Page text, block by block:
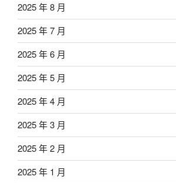
2025 年 8 月
2025 年 7 月
2025 年 6 月
2025 年 5 月
2025 年 4 月
2025 年 3 月
2025 年 2 月
2025 年 1 月